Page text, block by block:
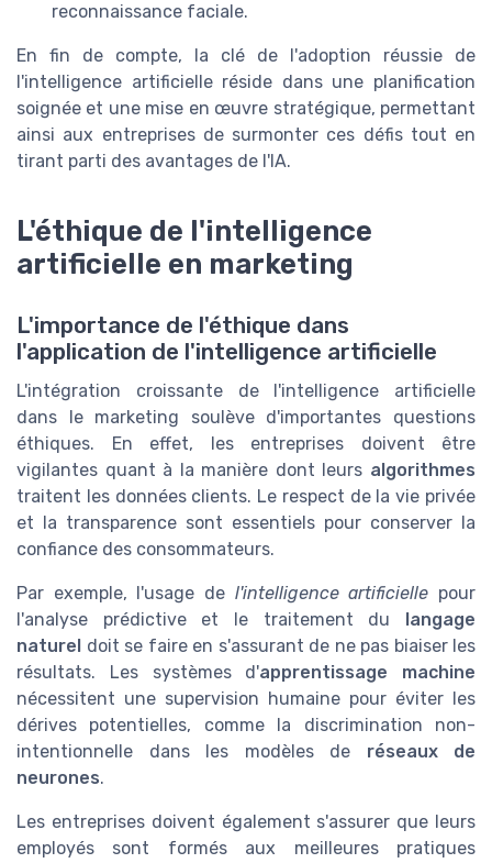
reconnaissance faciale.
En fin de compte, la clé de l'adoption réussie de
l'intelligence artificielle réside dans une planification
soignée et une mise en œuvre stratégique, permettant
ainsi aux entreprises de surmonter ces défis tout en
tirant parti des avantages de l'IA.
L'éthique de l'intelligence
artificielle en marketing
L'importance de l'éthique dans
l'application de l'intelligence artificielle
L'intégration croissante de l'intelligence artificielle
dans le marketing soulève d'importantes questions
éthiques. En effet, les entreprises doivent être
vigilantes quant à la manière dont leurs algorithmes
traitent les données clients. Le respect de la vie privée
et la transparence sont essentiels pour conserver la
confiance des consommateurs.
Par exemple, l'usage de l'intelligence artificielle pour
l'analyse prédictive et le traitement du
langage
naturel doit se faire en s'assurant de ne pas biaiser les
résultats. Les systèmes d'apprentissage machine
nécessitent une supervision humaine pour éviter les
dérives potentielles, comme la discrimination non-
intentionnelle dans les modèles de réseaux de
neurones.
Les entreprises doivent également s'assurer que leurs
employés sont formés aux meilleures pratiques